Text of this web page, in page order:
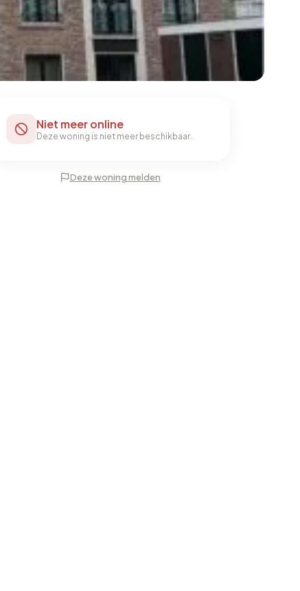
Niet meer online
Deze woning is niet meer beschikbaar.
Deze woning melden